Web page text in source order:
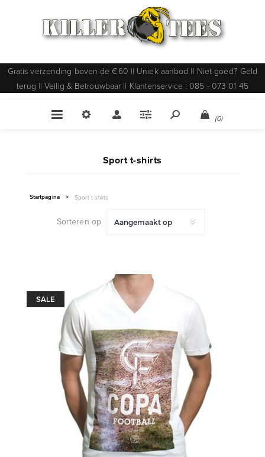
Gratis verzending boven de €60 || Uniek aanbod || Niet goed? Geld
terug || Veilig & Betrouwbaar || Klantenservice : 085 - 073 01 45
(0)
Startpagina > Sport t-shirts
Sport t-shirts
Sorteren op
SALE